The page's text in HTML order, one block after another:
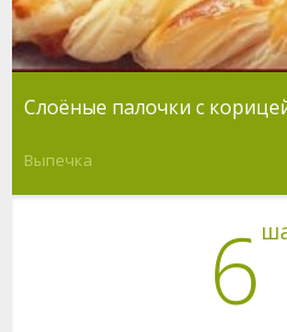
Слоёные палочки с
Выпечка
6